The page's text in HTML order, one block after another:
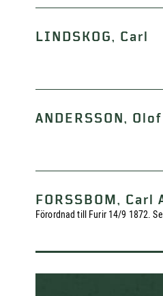
LINDSKOG, Carl
ANDERSSON, Olof
FORSSBOM, Carl
Förordnad till Furir 14/9 1872.